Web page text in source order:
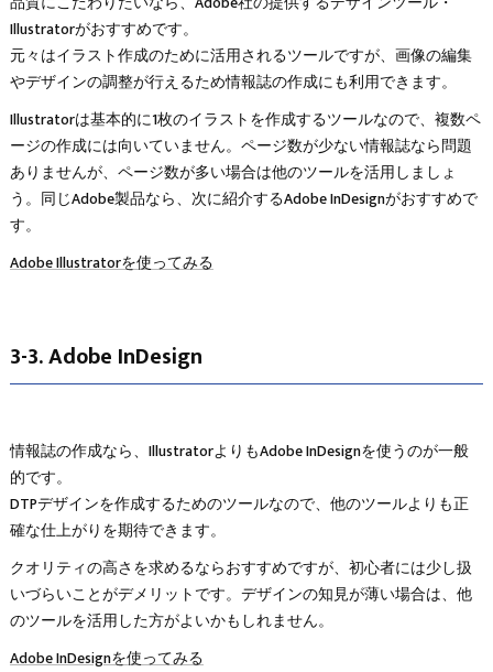
Illustratorがおすすめです。
元々はイラスト作成のために活用されるツールですが、画像の編集
やデザインの調整が行えるため情報誌の作成にも利用できます。
Illustratorは基本的に1枚のイラストを作成するツールなので、複数ペ
ージの作成には向いていません。ページ数が少ない情報誌なら問題
ありませんが、ページ数が多い場合は他のツールを活用しましょ
う。同じAdobe製品なら、次に紹介するAdobe InDesignがおすすめで
す。
Adobe Illustratorを使ってみる
3-3. Adobe InDesign
情報誌の作成なら、IllustratorよりもAdobe InDesignを使うのが一般
的です。
DTPデザインを作成するためのツールなので、他のツールよりも正
確な仕上がりを期待できます。
クオリティの高さを求めるならおすすめですが、初心者には少し扱
いづらいことがデメリットです。デザインの知見が薄い場合は、他
のツールを活用した方がよいかもしれません。
Adobe InDesignを使ってみる